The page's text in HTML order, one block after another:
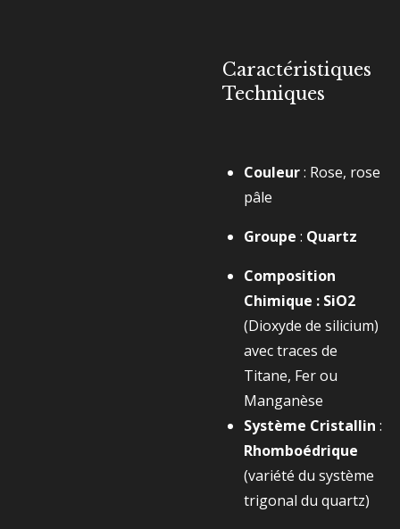
Caractéristiques
Techniques
Couleur: Rose, rose
pâle
Groupe : Quartz
Composition
Chimique : SiO2​
(Dioxyde de silicium)
avec traces de
Titane, Fer ou
Manganèse
Système Cristallin :
Rhomboédrique
(variété du système
trigonal du quartz)